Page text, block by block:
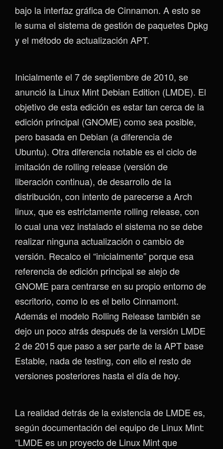
bajo la interfaz gráfica de Cinnamon. A esto se
le suma el sistema de gestión de paquetes Dpkg
y el método de actualización APT.
Inicialmente el 7 de septiembre de 2010, se
anunció la Linux Mint Debian Edition (LMDE). El
objetivo de esta edición es estar tan cerca de la
edición principal (GNOME) como sea posible,
pero basada en Debian (a diferencia de
Ubuntu). Otra diferencia notable es el ciclo de
imitación de rolling release (versión de
liberación continua), de desarrollo de la
distribución, con intento de parecerse a Arch
linux, que es estrictamente rolling release, con
lo cual una vez instalado el sistema no se debe
realizar ninguna actualización o cambio de
versión. Recalco el “inicialmente” porque esa
referencia de edición principal se alejo de
GNOME para centrarse en su propio entorno de
escritorio, como lo es el bello Cinnamont.
Además el modelo Rolling Release también se
dejo un poco atrás después de la versión LMDE
2 de 2015 que paso a ser parte de la APT base
Estable, nada de testing, con ello el resto de
versiones posteriores hasta el día de hoy.
La realidad detrás de la existencia de LMDE es,
según documentación del equipo de Linux Mint:
“LMDE es un proyecto de Linux Mint que